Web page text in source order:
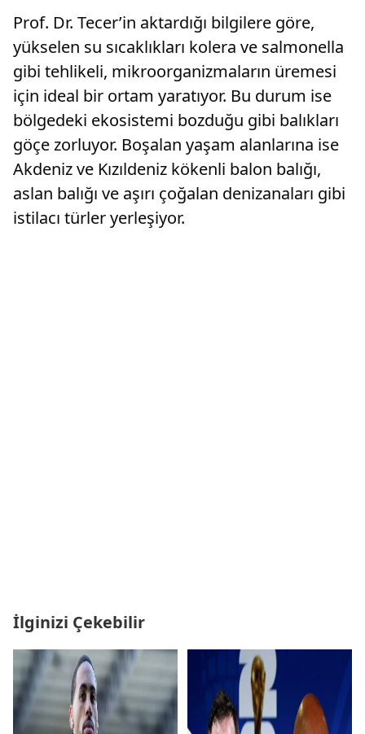
Prof. Dr. Tecer’in aktardığı bilgilere göre,
yükselen su sıcaklıkları kolera ve salmonella
gibi tehlikeli, mikroorganizmaların üremesi
için ideal bir ortam yaratıyor. Bu durum ise
bölgedeki ekosistemi bozduğu gibi balıkları
göçe zorluyor. Boşalan yaşam alanlarına ise
Akdeniz ve Kızıldeniz kökenli balon balığı,
aslan balığı ve aşırı çoğalan denizanaları gibi
istilacı türler yerleşiyor.
İlginizi Çekebilir